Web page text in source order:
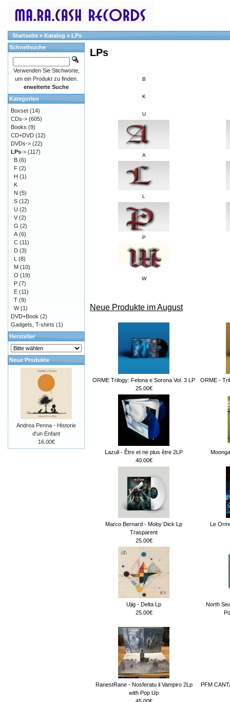
Startseite » Katalog » LPs
LPs
B
K
U
A
L
P
W
Neue Produkte im August
ORME Trilogy: Felona e Sorona Vol. 3 LP
25.00€
ORME -
Lazuli - Être et ne plus être 2LP
40.00€
Marco Bernard - Moby Dick Lp
Trasparent
25.00€
Le
Ujig - Delta Lp
25.00€
North
RanestRane - Nosferatu il Vampiro 2Lp
with Pop Up
PFM
Schnellsuche
Verwenden Sie Stichworte,
um ein Produkt zu finden.
erweiterte Suche
Kategorien
Boxset (14)
CDs-> (605)
Books (9)
CD+DVD (12)
DVDs-> (22)
LPs-> (117)
B (6)
F (2)
H (1)
K
N (5)
S (12)
U (2)
V (2)
G (2)
A (6)
C (11)
D (3)
L (8)
M (10)
O (19)
P (7)
E (11)
T (9)
W(1)
DVD+Book (2)
Gadgets, T-shirts (1)
Hersteller
Neue Produkte
Andrea Penna - Historie
d'un Enfant
16.00€